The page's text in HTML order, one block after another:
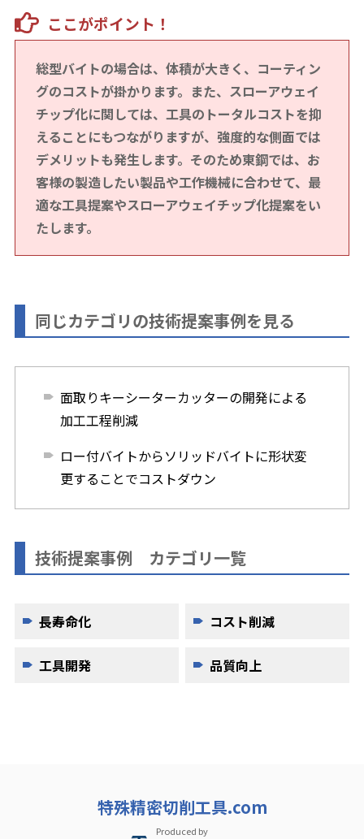
ここがポイント！
総型バイトの場合は、体積が大きく、コーティン
グのコストが掛かります。また、スローアウェイ
チップ化に関しては、工具のトータルコストを抑
えることにもつながりますが、強度的な側面では
デメリットも発生します。そのため東鋼では、お
客様の製造したい製品や工作機械に合わせて、最
適な工具提案やスローアウェイチップ化提案をい
たします。
同じカテゴリの技術提案事例を見る
面取りキーシーターカッターの開発による
加工工程削減
ロー付バイトからソリッドバイトに形状変
更することでコストダウン
技術提案事例 カテゴリ一覧
長寿命化 コスト削減
工具開発 品質向上
特殊精密切削工具.com
Produced by